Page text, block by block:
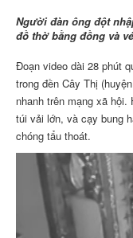
Người đàn ông đột
đồ thờ bằng đồng và
Đoạn video dài 28 phút
trong đền Cây Thị
nhanh trên mạng xã
túi vải lớn, và cạy bung
chóng tẩu thoát.